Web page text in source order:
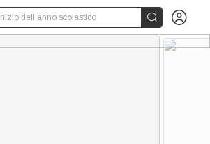
Inizio dell'anno scolastico  